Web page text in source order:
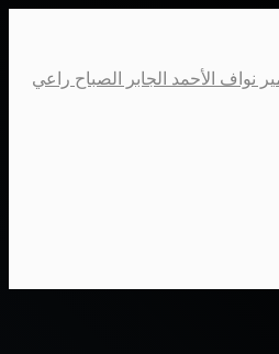
نواف الأحمد الجابر الصباح راعي